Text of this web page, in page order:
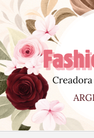
al
contenido